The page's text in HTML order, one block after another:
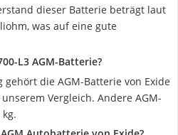
dieser Batterie beträgt laut
was auf eine gute
L3 AGM-Batterie?
die AGM-Batterie von Exide
Vergleich. Andere AGM-